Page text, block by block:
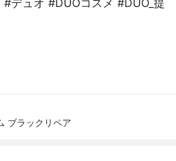
デュオ #DUOコスメ #DUO_提
ブラックリペア